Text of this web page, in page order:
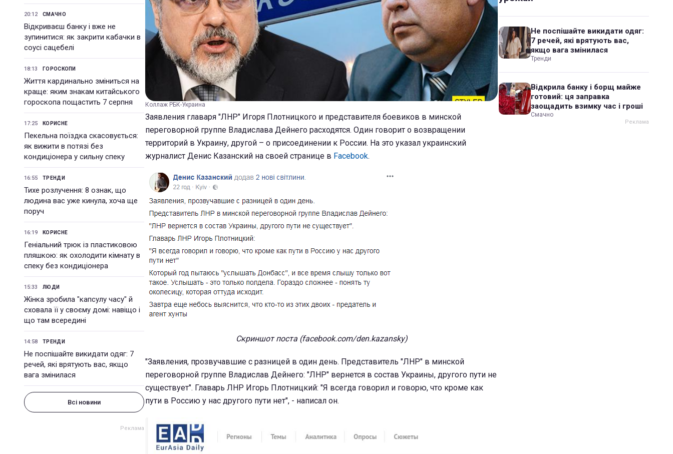
20:12 СМАЧНО
Відкриваєш банку і вже не
зупинитися: як закрити кабачки в
соусі сацебелі
18:13 ГОРОСКОПИ
Життя кардинально зміниться на
краще: яким знакам китайського
гороскопа пощастить 7 серпня
17:25 КОРИСНЕ
Пекельна поїздка скасовується:
як вижити в потязі без
кондиціонера у сильну спеку
16:55 ТРЕНДИ
Тихе розлучення: 8 ознак, що
людина вас уже кинула, хоча ще
поруч
16:19 КОРИСНЕ
Геніальний трюк із пластиковою
пляшкою: як охолодити кімнату в
спеку без кондиціонера
15:33 ЛЮДИ
Жінка зробила "капсулу часу" й
сховала її у своєму домі: навіщо і
що там всередині
14:58 ТРЕНДИ
Не поспішайте викидати одяг: 7
речей, які врятують вас, якщо
вага змінилася
Всі новини
Коллаж РБК-Украина
Заявления главаря "ЛНР" Игоря Плотницкого и представителя боевиков в минской
переговорной группе Владислава Дейнего расходятся. Один говорит о возвращении
территорий в Украину, другой – о присоединении к России. На это указал украинский
журналист Денис Казанский на своей странице в Facebook.
Скриншот поста (facebook.com/den.kazansky)
"Заявления, прозвучавшие с разницей в один день. Представитель "ЛНР" в минской
переговорной группе Владислав Дейнего: "ЛНР" вернется в состав Украины, другого пути не
существует". Главарь ЛНР Игорь Плотницкий: "Я всегда говорил и говорю, что кроме как
пути в Россию у нас другого пути нет", - написал он.
Не поспішайте викидати одяг:
7 речей, які врятують вас,
якщо вага змінилася
Тренди
Відкрила банку і борщ майже
готовий: ця заправка
заощадить взимку час і гроші
Смачно